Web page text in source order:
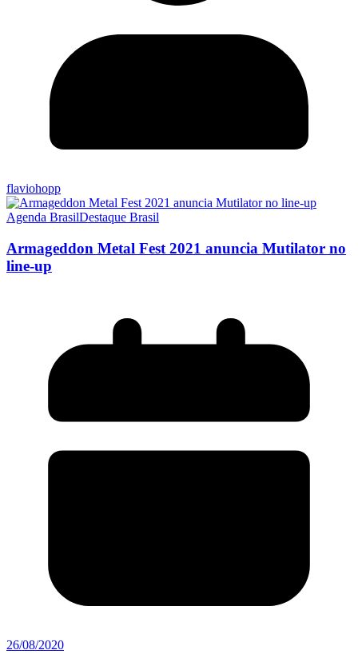
flaviohopp
Agenda BrasilDestaque Brasil
Armageddon Metal Fest 2021 anuncia Mutilator no
line-up
26/08/2020